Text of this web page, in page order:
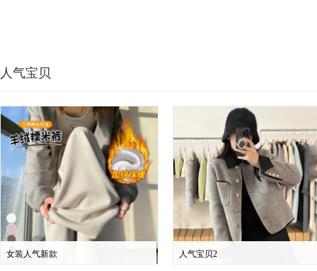
人气宝贝
女装人气新款 人气宝贝2